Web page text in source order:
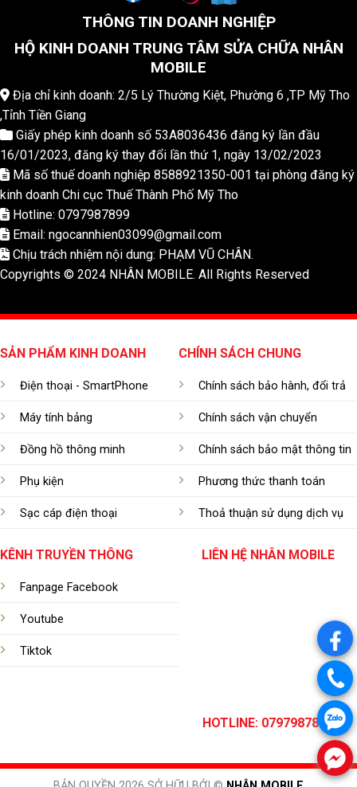
THÔNG TIN DOANH NGHIỆP
HỘ KINH DOANH TRUNG TÂM SỬA CHỮA NHÂN
MOBILE
Địa chỉ kinh doanh: 2/5 Lý Thường Kiệt, Phường 6 ,TP Mỹ Tho
,Tỉnh Tiền Giang
Giấy phép kinh doanh số 53A8036436 đăng ký lần đầu
16/01/2023, đăng ký thay đổi lần thứ 1, ngày 13/02/2023
Mã số thuế doanh nghiệp 8588921350-001 tại phòng đăng ký
kinh doanh Chi cục Thuế Thành Phố Mỹ Tho
Hotline: 0797987899
Email: ngocannhien03099@gmail.com
Chịu trách nhiệm nội dung: PHẠM VŨ CHÂN.
Copyrights © 2024 NHÂN MOBILE. All Rights Reserved
SẢN PHẨM KINH DOANH
Điện thoại - SmartPhone
Máy tính bảng
Đồng hồ thông minh
Phụ kiện
Sạc cáp điện thoại
CHÍNH SÁCH CHUNG
Chính sách bảo hành, đổi trả
Chính sách vận chuyển
Chính sách bảo mật thông tin
Phương thức thanh toán
Thoả thuận sử dụng dịch vụ
KÊNH TRUYỀN THÔNG
Fanpage Facebook
Youtube
Tiktok
LIÊN HỆ NHÂN MOBILE
HOTLINE: 0797987899
.
.
.
.